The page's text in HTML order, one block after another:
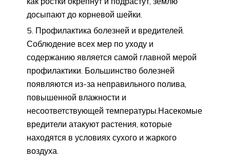
досыпают до корневой шейки.
Профилактика болезней и вредителей.
Соблюдение всех мер по уходу и
содержанию является самой главной мерой
профилактики. Большинство болезней
появляются из-за неправильного полива,
повышенной влажности и
несоответствующей температуры.Насекомые
вредители атакуют растения, которые
находятся в условиях сухого и жаркого
воздуха.